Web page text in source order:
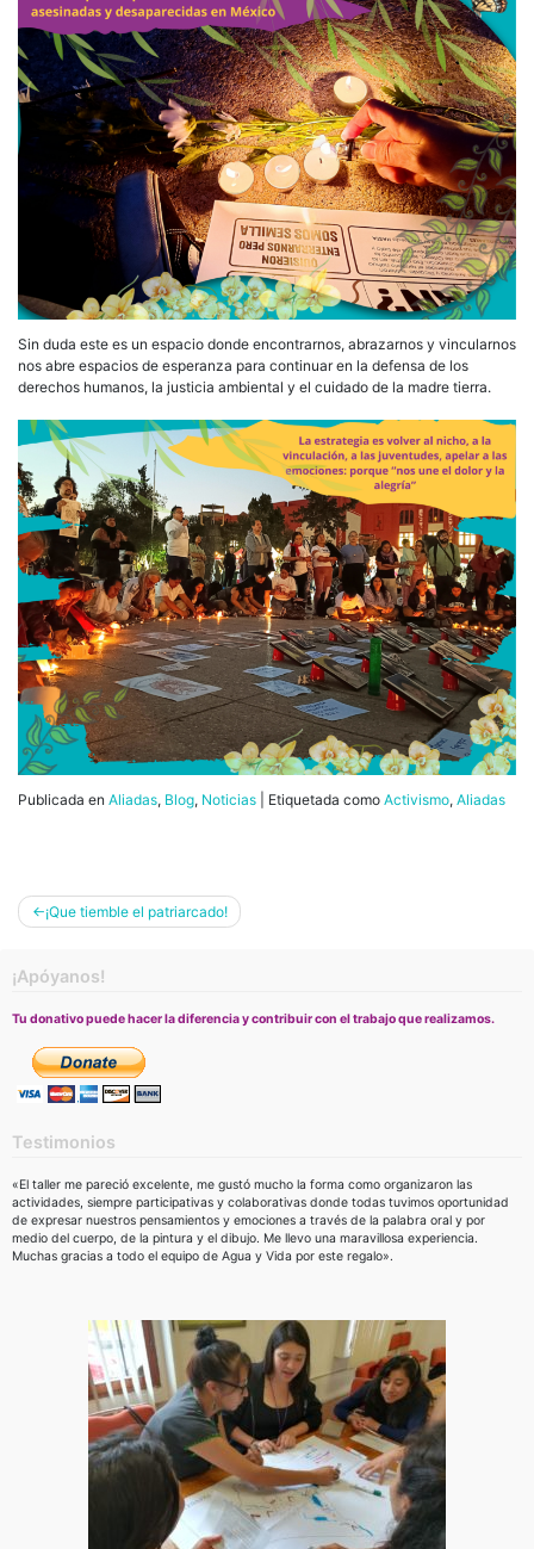
Sin duda este es un espacio donde encontrarnos, abrazarnos y vincularnos
nos abre espacios de esperanza para continuar en la defensa de los
derechos humanos, la justicia ambiental y el cuidado de la madre tierra.
Publicada en Aliadas, Blog, Noticias Etiquetada como Activismo, Aliadas
Navegación
entradas
¡Que tiemble el patriarcado!
¡Apóyanos!
Tu donativo puede hacer la diferencia y contribuir con el trabajo que realizamos.
Testimonios
«El taller me pareció excelente, me gustó mucho la forma como organizaron las
actividades, siempre participativas y colaborativas donde todas tuvimos oportunidad
de expresar nuestros pensamientos y emociones a través de la palabra oral y por
medio del cuerpo, de la pintura y el dibujo. Me llevo una maravillosa experiencia.
Muchas gracias a todo el equipo de Agua y Vida por este regalo».